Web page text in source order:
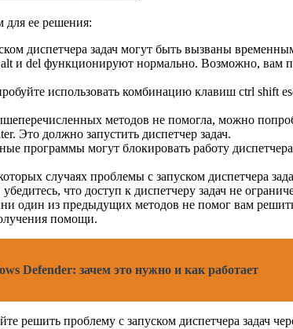
для ее решения:
диспетчера задач могут быть вызваны
и del функционируют нормально. Возможно, вам
использовать комбинацию клавиш ctrl shift
методов не помогла, можно
Это должно запустить диспетчер задач.
программы могут блокировать работу
случаях проблемы с запуском диспетчера
что доступ к диспетчеру задач не
один из предыдущих методов не помог вам
помощи.
Defender: зачем это нужно и как работает
решить проблему с запуском диспетчера задач